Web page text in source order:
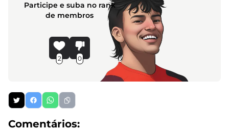
Participe e suba no rank
de membros
2 0
Comentários: